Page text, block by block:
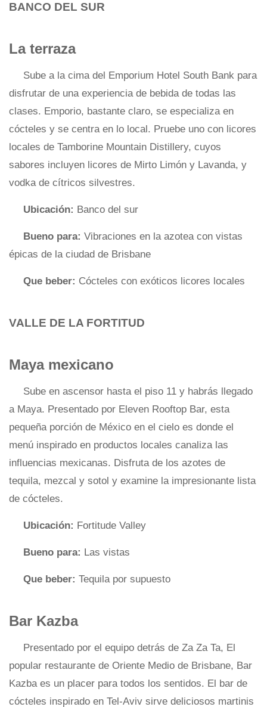
BANCO DEL SUR
La terraza
Sube a la cima del Emporium Hotel South Bank para
disfrutar de una experiencia de bebida de todas las
clases. Emporio, bastante claro, se especializa en
cócteles y se centra en lo local. Pruebe uno con licores
locales de Tamborine Mountain Distillery, cuyos
sabores incluyen licores de Mirto Limón y Lavanda, y
vodka de cítricos silvestres.
Ubicación: Banco del sur
Bueno para: Vibraciones en la azotea con vistas
épicas de la ciudad de Brisbane
Que beber: Cócteles con exóticos licores locales
VALLE DE LA FORTITUD
Maya mexicano
Sube en ascensor hasta el piso 11 y habrás llegado
a Maya. Presentado por Eleven Rooftop Bar, esta
pequeña porción de México en el cielo es donde el
menú inspirado en productos locales canaliza las
influencias mexicanas. Disfruta de los azotes de
tequila, mezcal y sotol y examine la impresionante lista
de cócteles.
Ubicación: Fortitude Valley
Bueno para: Las vistas
Que beber: Tequila por supuesto
Bar Kazba
Presentado por el equipo detrás de Za Za Ta, El
popular restaurante de Oriente Medio de Brisbane, Bar
Kazba es un placer para todos los sentidos. El bar de
cócteles inspirado en Tel-Aviv sirve deliciosos martinis